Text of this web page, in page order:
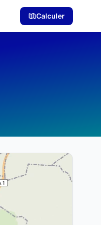
Calculer